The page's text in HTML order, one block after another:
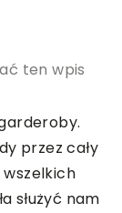
ten wpis
przez cały
wszelkich
służyć nam